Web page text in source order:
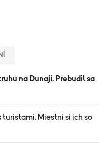
na Dunaji. Prebudil sa
Miestni si ich so